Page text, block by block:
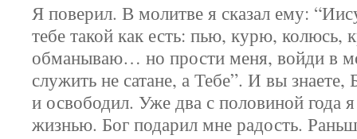
Я поверил. В молитве я сказал ему:
тебе такой как есть: пью, курю, колюсь,
обманываю… но прости меня, войди в
служить не сатане, а Тебе”. И вы знаете,
и освободил. Уже два с половиной года
жизнью. Бог подарил мне радость.